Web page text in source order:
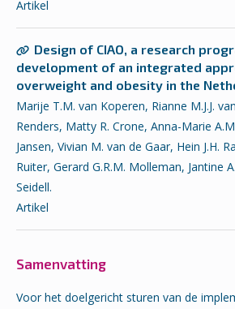
Artikel
Design of CIAO, a research
development of an integrated
overweight and obesity in the
Marije T.M. van Koperen, Rianne M.J.J.
Renders, Matty R. Crone, Anna-Marie
Jansen, Vivian M. van de Gaar, Hein J.H.
Ruiter, Gerard G.R.M. Molleman, Jantine
Seidell.
Artikel
Samenvatting
Voor het doelgericht sturen van de